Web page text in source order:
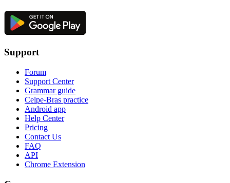
Support
Forum
Support Center
Grammar guide
Celpe-Bras practice
Android app
Help Center
Pricing
Contact Us
FAQ
API
Chrome Extension